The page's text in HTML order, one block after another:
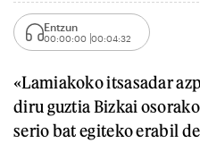
Entzun
00:00:00 00:04:32
«Lamiakoko itsasadar
diru guztia Bizkai
serio bat egiteko erabil